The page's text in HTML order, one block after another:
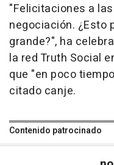
"Felicitaciones a
negociación. ¿Esto
grande?", ha
la red Truth Social
que "en poco
citado canje.
Contenido patrocinado